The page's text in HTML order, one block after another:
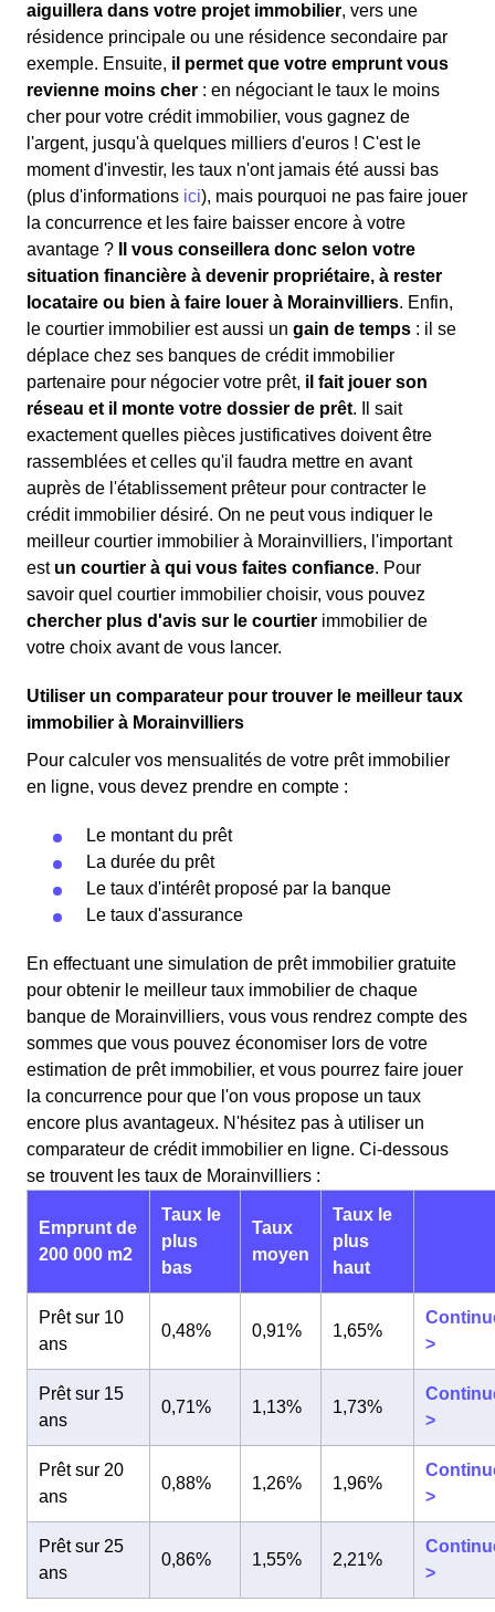
aiguillera dans votre projet immobilier, vers une
résidence principale ou une résidence secondaire par
exemple. Ensuite, il permet que votre emprunt vous
revienne moins cher : en négociant le taux le moins
cher pour votre crédit immobilier, vous gagnez de
l'argent, jusqu'à quelques milliers d'euros ! C'est le
moment d'investir, les taux n'ont jamais été aussi bas
(plus d'informations ici), mais pourquoi ne pas faire jouer
la concurrence et les faire baisser encore à votre
avantage ?
Il vous conseillera donc selon votre
situation financière à devenir propriétaire, à rester
locataire ou bien à faire louer à Morainvilliers. Enfin,
le courtier immobilier est aussi un gain de temps : il se
déplace chez ses banques de crédit immobilier
partenaire pour négocier votre prêt, il fait jouer son
réseau et il monte votre dossier de prêt. Il sait
exactement quelles pièces justificatives doivent être
rassemblées et celles qu'il faudra mettre en avant
auprès de l'établissement prêteur pour contracter le
crédit immobilier désiré. On ne peut vous indiquer le
meilleur courtier immobilier à Morainvilliers, l'important
est un courtier à qui vous faites confiance. Pour
savoir quel courtier immobilier choisir, vous pouvez
chercher plus d'avis sur le courtier immobilier de
votre choix avant de vous lancer.
Utiliser un comparateur pour trouver le meilleur taux
immobilier à Morainvilliers
Pour calculer vos mensualités de votre prêt immobilier
en ligne, vous devez prendre en compte :
Le montant du prêt
La durée du prêt
Le taux d'intérêt proposé par la banque
Le taux d'assurance
En effectuant une simulation de prêt immobilier gratuite
pour obtenir le meilleur taux immobilier de chaque
banque de Morainvilliers, vous vous rendrez compte des
sommes que vous pouvez économiser lors de votre
estimation de prêt immobilier, et vous pourrez faire jouer
la concurrence pour que l'on vous propose un taux
encore plus avantageux. N'hésitez pas à utiliser un
comparateur de crédit immobilier en ligne. Ci-dessous
se trouvent les taux de Morainvilliers :
Emprunt de
200 000 m2
Taux le
plus
bas
Taux
moyen
Taux le
plus
haut
Prêt sur 10
ans
0,48% 0,91% 1,65%
>
Prêt sur 15
ans
0,71% 1,13% 1,73%
>
Prêt sur 20
ans
0,88% 1,26% 1,96%
>
Prêt sur 25
ans
0,86% 1,55% 2,21%
>